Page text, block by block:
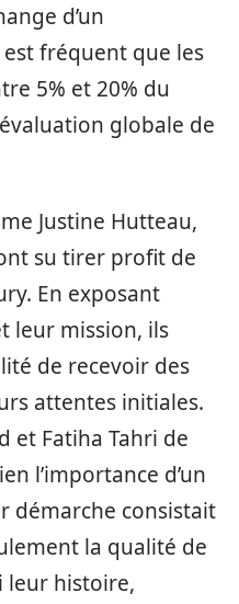
d’un
fréquent que les
5% et 20% du
globale de
Justine Hutteau,
su tirer profit de
En exposant
leur mission, ils
de recevoir des
attentes initiales.
et Fatiha Tahri de
l’importance d’un
démarche consistait
la qualité de
leur histoire,